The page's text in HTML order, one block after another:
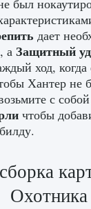
был
дает
а Защитный
ход, когда
Хантер не
с собой
чтобы
Охотника